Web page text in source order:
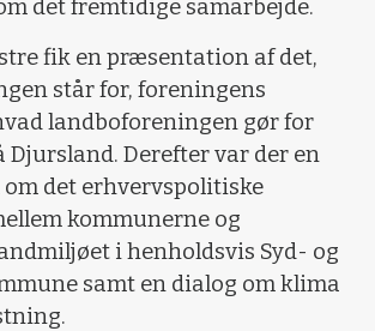
det fremtidige samarbejde.
fik en præsentation af det,
står for, foreningens
landboforeningen gør for
Djursland. Derefter var der en
det erhvervspolitiske
kommunerne og
i henholdsvis Syd- og
samt en dialog om klima